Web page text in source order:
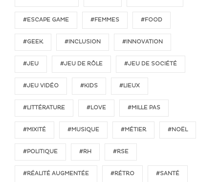
#ESCAPE GAME #FEMMES #FOOD
#GEEK #INCLUSION #INNOVATION
#JEU #JEU DE RÔLE #JEU DE SOCIÉTÉ
#JEU VIDÉO #KIDS #LIEUX
#LITTÉRATURE #LOVE #MILLE PAS
#MIXITÉ #MUSIQUE #MÉTIER #NOËL
#POLITIQUE #RH #RSE
#RÉALITÉ AUGMENTÉE #RÉTRO #SANTÉ